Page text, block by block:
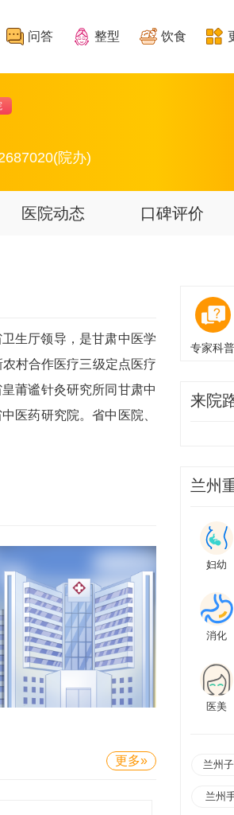
问答 整型 饮食
院办)
医院动态 口碑评价
生厅领导，是甘肃中医学
村合作医疗三级定点医疗
莆谧针灸研究所同甘肃中
医药研究院。省中医院、
更多»
专家科普
来院
兰州
妇幼
消化
医美
兰州
兰州